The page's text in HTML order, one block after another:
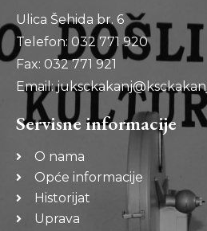
Ulica Šehida br. 6
Telefon: 032 771 920
Fax: 032 771 921
Email:
Servisne informacije
O nama
Opće informacije
Historijat
Uprava